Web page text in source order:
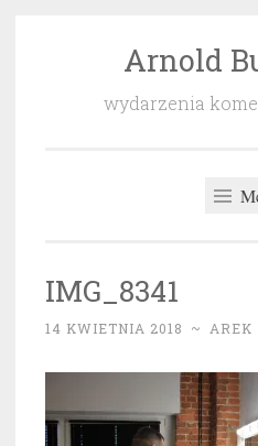
Arnold
wydarzenia
IMG_8341
14 KWIETNIA 2018 ~ AREK